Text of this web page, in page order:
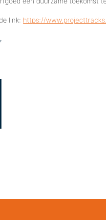
link: https://